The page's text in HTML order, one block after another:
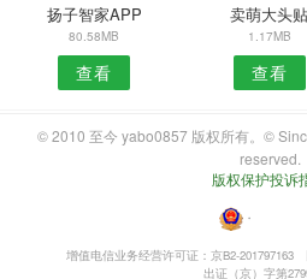
扬子智家APP
80.58MB
查看
卖萌大头贴
1.17MB
查看
© 2010 至今 yabo0857 版权所有。©
reserved.
版权保护投诉
・
增值电信业务经营许可证：京B2-201797163
出证（京）字第